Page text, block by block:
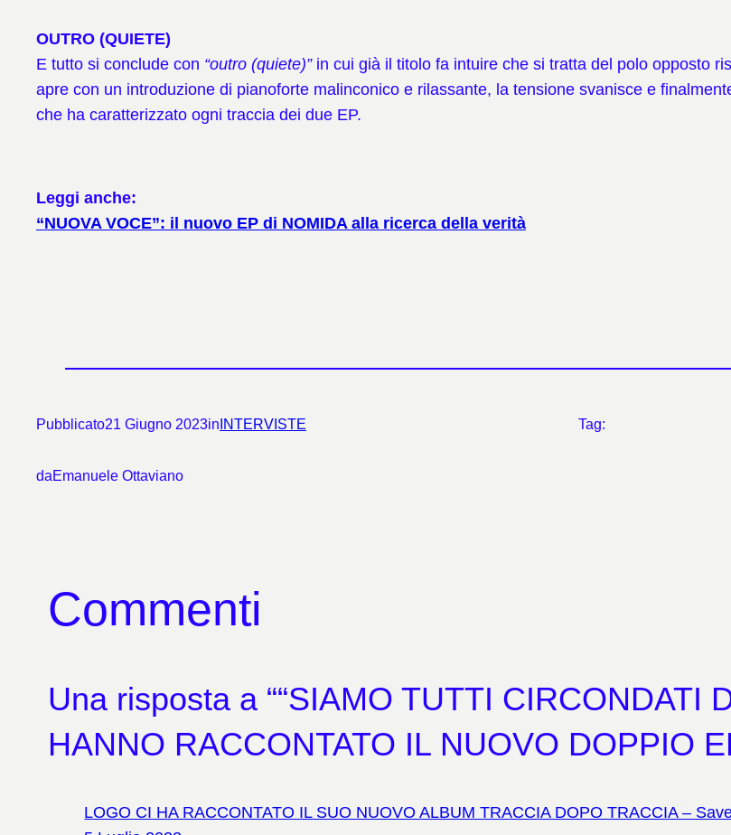
OUTRO (QUIETE)
E tutto si conclude con “outro (quiete)”in cui già il titolo fa intuire che si tratta del polo opposto
apre con un introduzione di pianoforte malinconico e rilassante, la tensione svanisce e
che ha caratterizzato ogni traccia dei due EP.
Leggi anche:
“NUOVA VOCE”: il nuovo EP di NOMIDA alla ricerca della verità
Pubblicato21 Giugno 2023in INTERVISTE
daEmanuele Ottaviano
Tag:
Commenti
Una risposta a ““SIAMO TUTTI CIRCONDATI
HANNO RACCONTATO IL NUOVO DOPPIO
LOGO CI HA RACCONTATO IL SUO NUOVO ALBUM TRACCIA DOPO TRACCIA –